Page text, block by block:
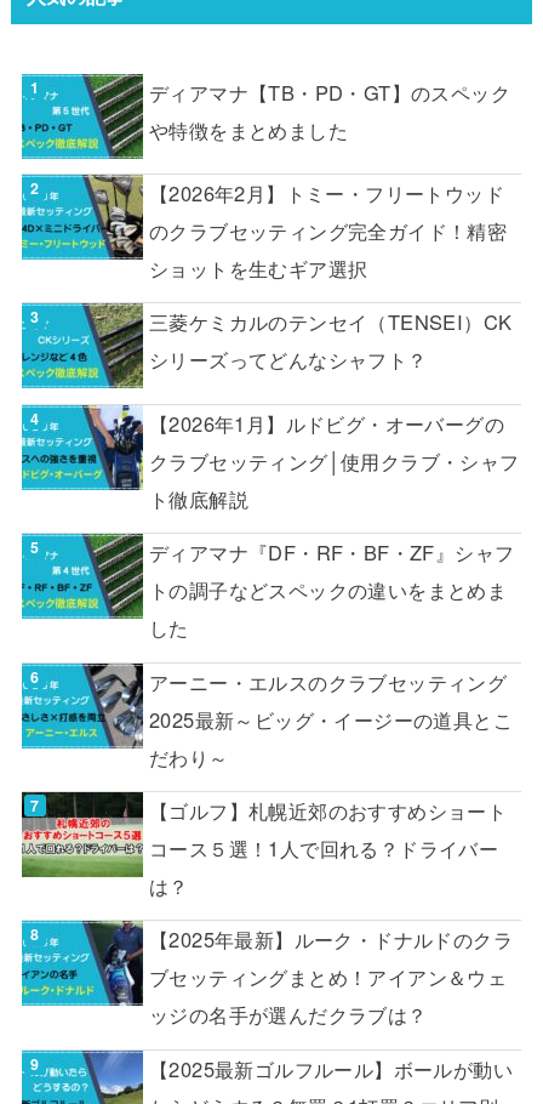
ディアマナ【TB・PD・GT】のスペック
や特徴をまとめました
【2026年2月】トミー・フリートウッド
のクラブセッティング完全ガイド！精密
ショットを生むギア選択
三菱ケミカルのテンセイ（TENSEI）CK
シリーズってどんなシャフト？
【2026年1月】ルドビグ・オーバーグの
クラブセッティング│使用クラブ・シャフ
ト徹底解説
ディアマナ『DF・RF・BF・ZF』シャフ
トの調子などスペックの違いをまとめま
した
アーニー・エルスのクラブセッティング
2025最新～ビッグ・イージーの道具とこ
だわり～
【ゴルフ】札幌近郊のおすすめショート
コース５選！1人で回れる？ドライバー
は？
【2025年最新】ルーク・ドナルドのクラ
ブセッティングまとめ！アイアン＆ウェ
ッジの名手が選んだクラブは？
【2025最新ゴルフルール】ボールが動い